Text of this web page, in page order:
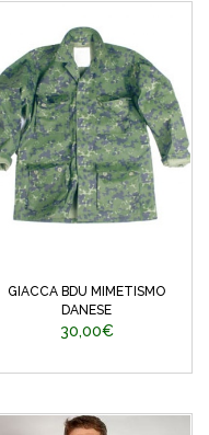
GIACCA BDU MIMETISMO
DANESE
30,00€